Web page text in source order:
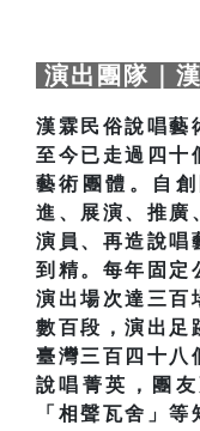
演出團隊｜
漢霖民俗說唱藝
至今已走過四十
藝術團體。自
進、展演、推廣
演員、再造說唱
到精。每年固定
演出場次達三百
數百段，演出足
臺灣三百四十八
說唱菁英，團
「相聲瓦舍」